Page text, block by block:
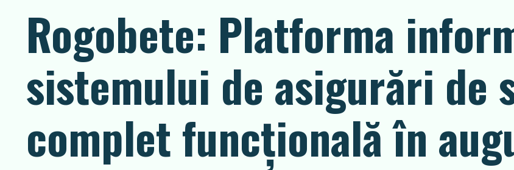
Rogobete: Platforma
sistemului de asigurări de
complet funcțională în